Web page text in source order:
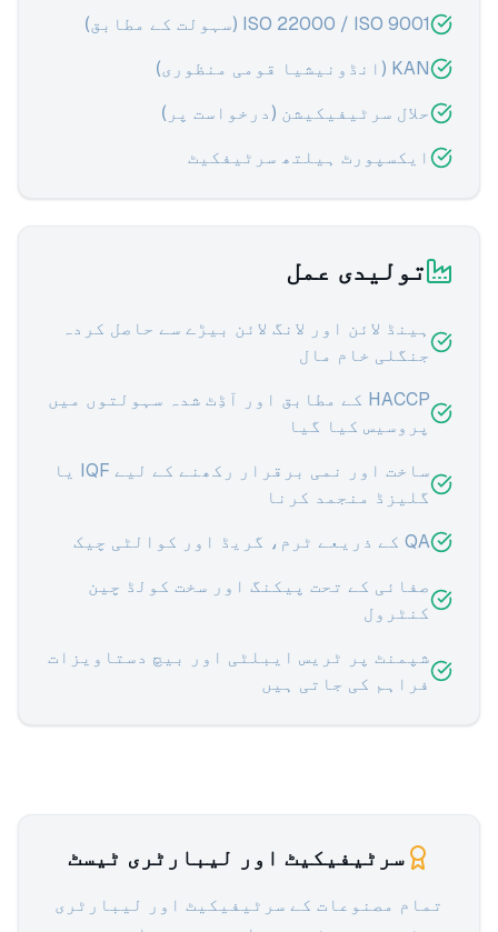
ISO 22000 / ISO 9001 (سہولت کے مطابق)
KAN (انڈونیشیا قومی منظوری)
حلال سرٹیفیکیشن (درخواست پر)
ایکسپورٹ ہیلتھ سرٹیفکیٹ
تولیدی عمل
ہینڈ لائن اور لانگ لائن بیڑے سے حاصل کردہ
جنگلی خام مال
HACCP کے مطابق اور آڈِٹ شدہ سہولتوں میں
پروسیس کیا گیا
ساخت اور نمی برقرار رکھنے کے لیے IQF یا
گلیزڈ منجمد کرنا
QA کے ذریعے ٹرم، گریڈ اور کوالٹی چیک
صفائی کے تحت پیکنگ اور سخت کولڈ چین
کنٹرول
شپمنٹ پر ٹریس ایبلٹی اور بیچ دستاویزات
فراہم کی جاتی ہیں
سرٹیفیکیٹ اور لیبارٹری ٹیسٹ
تمام مصنوعات کے سرٹیفیکیٹ اور لیبارٹری